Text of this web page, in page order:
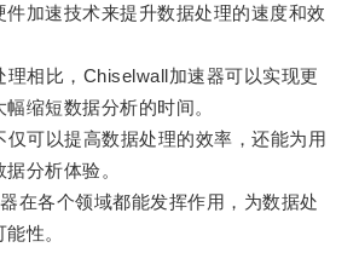
加速技术来提升数据处理的速度和效
相比，Chiselwall加速器可以实现更
缩短数据分析的时间。
可以提高数据处理的效率，还能为用
分析体验。
各个领域都能发挥作用，为数据处
性。